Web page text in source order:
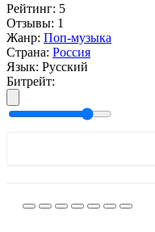
Рейтинг: 5
Отзывы: 1
Жанр: Поп-музыка
Страна: Россия
Язык: Русский
Битрейт: